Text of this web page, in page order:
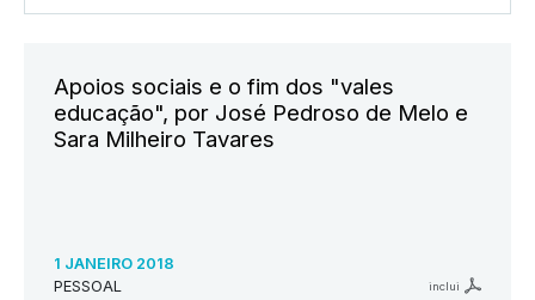
Apoios sociais e o fim dos "vales
educação", por José Pedroso de Melo e
Sara Milheiro Tavares
1 JANEIRO 2018
PESSOAL
inclui